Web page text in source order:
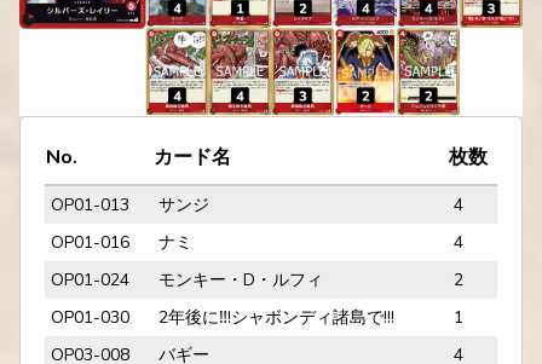
No. カード名 枚数
OP01-013 サンジ
4
OP01-016
ナミ
4
OP01-024
モンキー・D・ルフィ
2
OP01-030
2年後に‼!シャボンディ諸島で!!!
1
OP03-008
バギー
4